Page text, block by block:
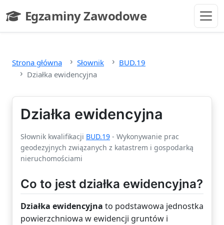
Egzaminy Zawodowe
- strona główna
Strona główna Słownik
BUD.19
Działka ewidencyjna
Działka ewidencyjna
Słownik kwalifikacji BUD.19 - Wykonywanie prac
geodezyjnych związanych z katastrem i gospodarką
nieruchomościami
Co to jest działka ewidencyjna?
Działka ewidencyjna to podstawowa jednostka
powierzchniowa w ewidencji gruntów i